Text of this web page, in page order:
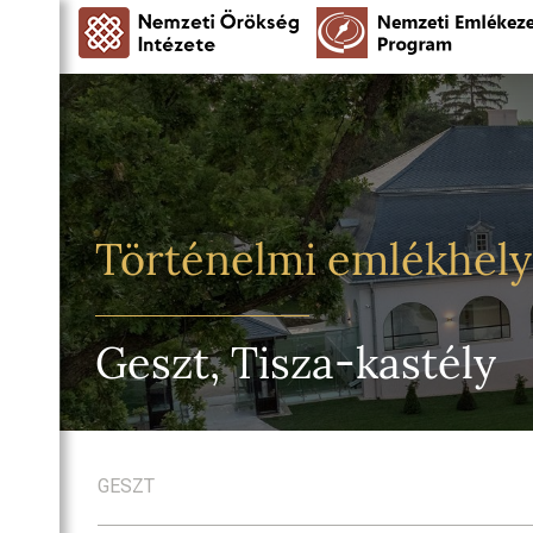
Történelmi
Geszt, Tisza-kastély
GESZT